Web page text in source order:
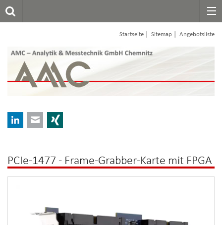
Startseite Sitemap Angebotsliste
LinkedInE-mail
PCIe-1477 - Frame-Grabber-Karte mit FPGA